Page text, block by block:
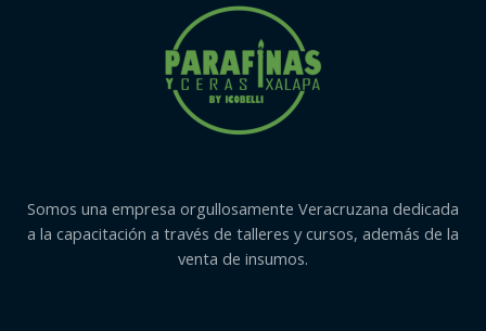
Somos una empresa orgullosamente Veracruzana dedicada
a la capacitación a través de talleres y cursos, además de la
venta de insumos.